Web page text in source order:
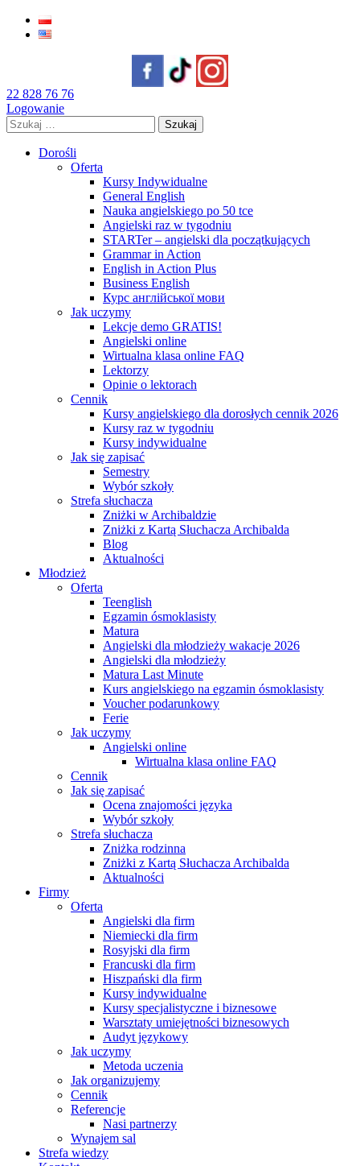
22 828 76 76
Logowanie
Szukaj:
Dorośli
Oferta
Kursy Indywidualne
General English
Nauka angielskiego po 50 tce
Angielski raz w tygodniu
STARTer – angielski dla początkujących
Grammar in Action
English in Action Plus
Business English
Курс англійської мови
Jak uczymy
Lekcje demo GRATIS!
Angielski online
Wirtualna klasa online FAQ
Lektorzy
Opinie o lektorach
Cennik
Kursy angielskiego dla dorosłych cennik 2026
Kursy raz w tygodniu
Kursy indywidualne
Jak się zapisać
Semestry
Wybór szkoły
Strefa słuchacza
Zniżki w Archibaldzie
Zniżki z Kartą Słuchacza Archibalda
Blog
Aktualności
Młodzież
Oferta
Teenglish
Egzamin ósmoklasisty
Matura
Angielski dla młodzieży wakacje 2026
Angielski dla młodzieży
Matura Last Minute
Kurs angielskiego na egzamin ósmoklasisty
Voucher podarunkowy
Ferie
Jak uczymy
Angielski online
Wirtualna klasa online FAQ
Cennik
Jak się zapisać
Ocena znajomości języka
Wybór szkoły
Strefa słuchacza
Zniżka rodzinna
Zniżki z Kartą Słuchacza Archibalda
Aktualności
Firmy
Oferta
Angielski dla firm
Niemiecki dla firm
Rosyjski dla firm
Francuski dla firm
Hiszpański dla firm
Kursy indywidualne
Kursy specjalistyczne i biznesowe
Warsztaty umiejętności biznesowych
Audyt językowy
Jak uczymy
Metoda uczenia
Jak organizujemy
Cennik
Referencje
Nasi partnerzy
Wynajem sal
Strefa wiedzy